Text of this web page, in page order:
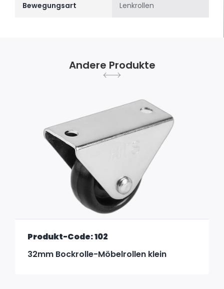
Bewegungsart Lenkrollen
Andere Produkte
Produkt-Code: 102
32mm Bockrolle-Möbelrollen klein